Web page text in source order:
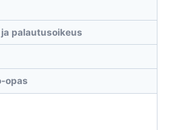
palautusoikeus
opas